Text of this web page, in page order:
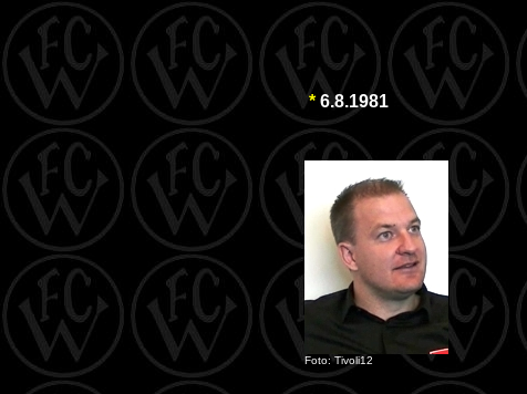
* 6.8.1981
Foto: Tivoli12